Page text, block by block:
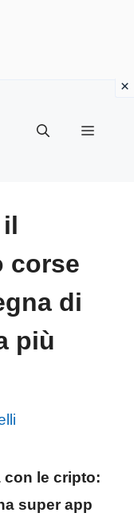
Menu
corse
di
più
con le cripto:
super app